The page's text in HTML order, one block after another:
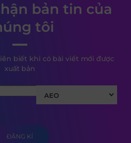
bản tin của
tôi
biết khi có bài viết mới được
xuất bản
AEO